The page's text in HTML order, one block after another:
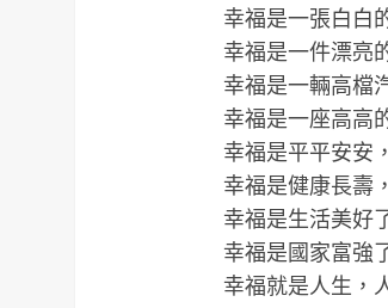
幸福是一張白白
幸福是一件漂亮
幸福是一輛高檔
幸福是一座高高
幸福是平平安安
幸福是健康長壽
幸福是生活美好
幸福是國家富強
幸福就是人生，